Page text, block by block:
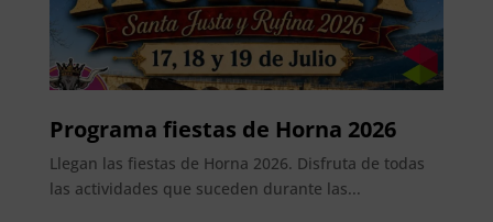
Programa fiestas de Horna 2026
Llegan las fiestas de Horna 2026. Disfruta de todas
las actividades que suceden durante las...